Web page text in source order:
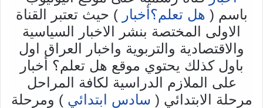
باسم ( هل تعلم؟أخبار ) حيث تعتبر القناة
الاولى المختصة بنشر الاخبار السياسية
والاقتصادية والتربوية واخبار العراق اول
باول كذلك يحتوي موقع هل تعلم؟ أخبار
على الملازم الدراسية لكافة المراحل
مرحلة الابتدائي ( سادس ابتدائي ) ومرحلة